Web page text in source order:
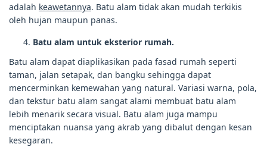
adalah keawetannya. Batu alam tidak akan mudah terkikis
oleh hujan maupun panas.
Batu alam untuk eksterior rumah.
Batu alam dapat diaplikasikan pada fasad rumah seperti
taman, jalan setapak, dan bangku sehingga dapat
mencerminkan kemewahan yang natural. Variasi warna, pola,
dan tekstur batu alam sangat alami membuat batu alam
lebih menarik secara visual. Batu alam juga mampu
menciptakan nuansa yang akrab yang dibalut dengan kesan
kesegaran.